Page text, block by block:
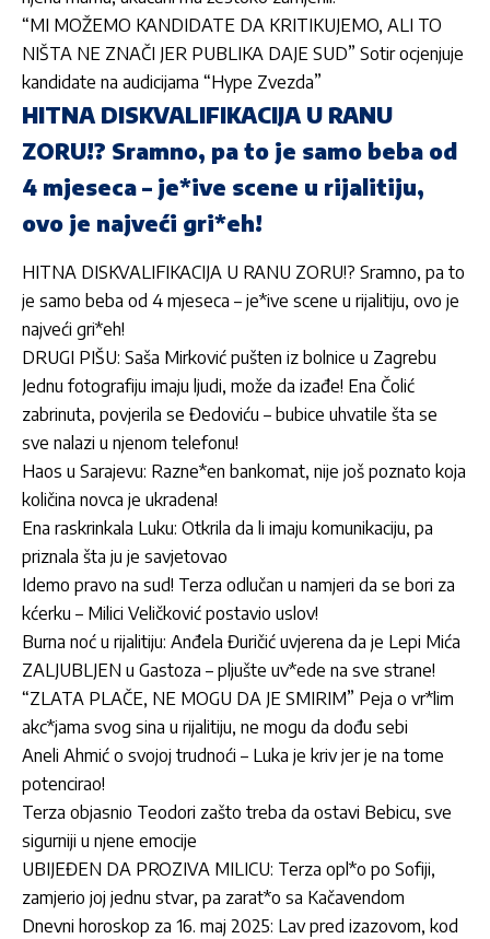
“MI MOŽEMO KANDIDATE DA KRITIKUJEMO, ALI TO
NIŠTA NE ZNAČI JER PUBLIKA DAJE SUD” Sotir ocjenjuje
kandidate na audicijama “Hype Zvezda”
HITNA DISKVALIFIKACIJA U RANU
ZORU!? Sramno, pa to je samo beba od
4 mjeseca – je*ive scene u rijalitiju,
ovo je najveći gri*eh!
HITNA DISKVALIFIKACIJA U RANU ZORU!? Sramno, pa to
je samo beba od 4 mjeseca – je*ive scene u rijalitiju, ovo je
najveći gri*eh!
DRUGI PIŠU: Saša Mirković pušten iz bolnice u Zagrebu
Jednu fotografiju imaju ljudi, može da izađe! Ena Čolić
zabrinuta, povjerila se Đedoviću – bubice uhvatile šta se
sve nalazi u njenom telefonu!
Haos u Sarajevu: Razne*en bankomat, nije još poznato koja
količina novca je ukradena!
Ena raskrinkala Luku: Otkrila da li imaju komunikaciju, pa
priznala šta ju je savjetovao
Idemo pravo na sud! Terza odlučan u namjeri da se bori za
kćerku – Milici Veličković postavio uslov!
Burna noć u rijalitiju: Anđela Đuričić uvjerena da je Lepi Mića
ZALJUBLJEN u Gastoza – pljušte uv*ede na sve strane!
“ZLATA PLAČE, NE MOGU DA JE SMIRIM” Peja o vr*lim
akc*jama svog sina u rijalitiju, ne mogu da dođu sebi
Aneli Ahmić o svojoj trudnoći – Luka je kriv jer je na tome
potencirao!
Terza objasnio Teodori zašto treba da ostavi Bebicu, sve
sigurniji u njene emocije
UBIJEĐEN DA PROZIVA MILICU: Terza opl*o po Sofiji,
zamjerio joj jednu stvar, pa zarat*o sa Kačavendom
Dnevni horoskop za 16. maj 2025: Lav pred izazovom, kod